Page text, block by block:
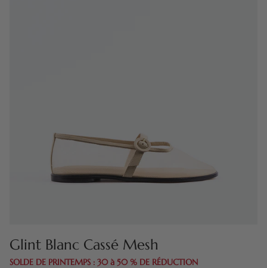
Glint Blanc Cassé Mesh
SOLDE DE PRINTEMPS : 30 à 50 % DE RÉDUCTION